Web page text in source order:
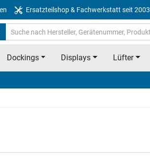
Ersatzteilshop & Fachwerkstatt seit 2003
Dockings Displays Lüfter